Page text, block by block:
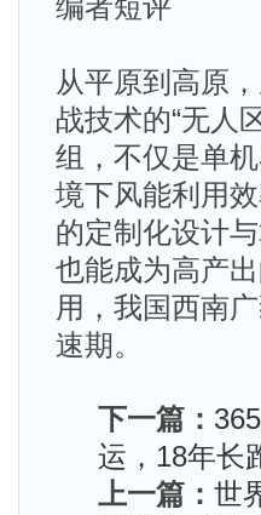
编者短评
从平原到高原
战技术的“无人
组，不仅是单
境下风能利用
的定制化设计
也能成为高产
用，我国西南
速期。
下一篇：
运，18年长
上一篇： 世